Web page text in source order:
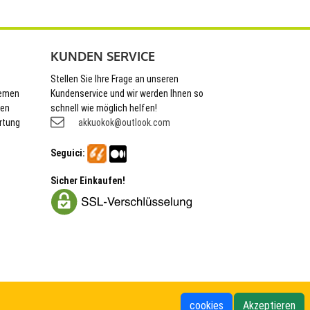
KUNDEN SERVICE
Stellen Sie Ihre Frage an unseren
Kundenservice und wir werden Ihnen so
schnell wie möglich helfen!
akkuokok@outlook.com
Seguici:
Sicher Einkaufen!
cookies Akzeptieren